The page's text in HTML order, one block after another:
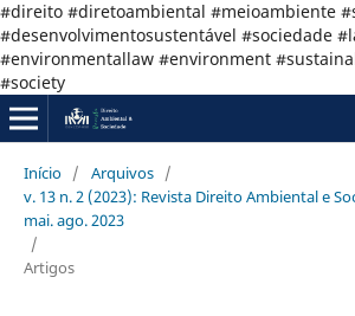
#direito #diretoambiental #meioambiente
#desenvolvimentosustentável #sociedade
#environmentallaw #environment
#society
Início / Arquivos /
v. 13 n. 2 (2023): Revista Direito Ambiental e
mai. ago. 2023
/
Artigos